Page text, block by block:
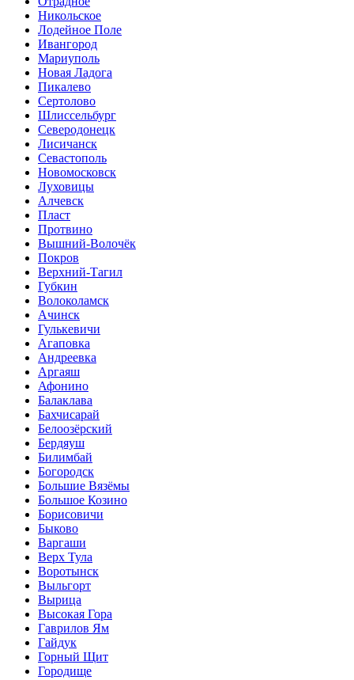
Никольское
Лодейное Поле
Ивангород
Мариуполь
Новая Ладога
Пикалево
Сертолово
Шлиссельбург
Северодонецк
Лисичанск
Севастополь
Новомосковск
Луховицы
Алчевск
Пласт
Протвино
Вышний-Волочёк
Покров
Верхний-Тагил
Губкин
Волоколамск
Ачинск
Гулькевичи
Агаповка
Андреевка
Аргаяш
Афонино
Балаклава
Бахчисарай
Белоозёрский
Бердяуш
Билимбай
Богородск
Большие Вязёмы
Большое Козино
Борисовичи
Быково
Варгаши
Верх Тула
Воротынск
Выльгорт
Вырица
Высокая Гора
Гаврилов Ям
Гайдук
Горный Щит
Городище